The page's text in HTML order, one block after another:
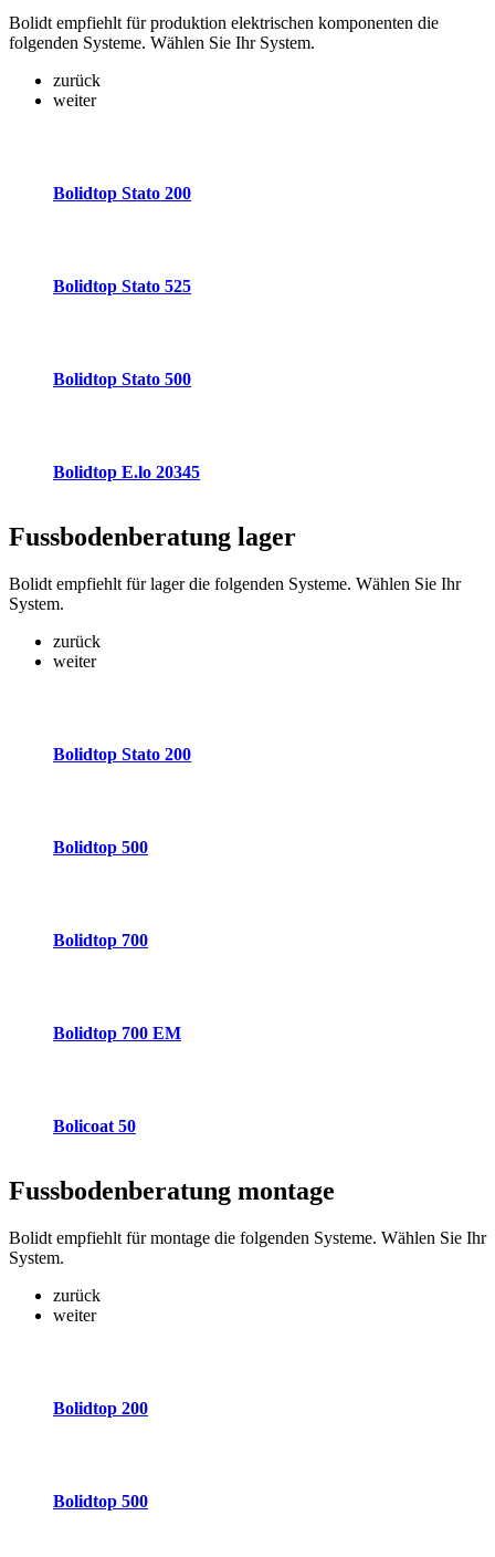
Bolidt empfiehlt für produktion elektrischen komponenten die
folgenden Systeme. Wählen Sie Ihr System.
zurück
weiter
Bolidtop Stato 200
Bolidtop Stato 525
Bolidtop Stato 500
Bolidtop E.lo 20345
Fussbodenberatung lager
Bolidt empfiehlt für lager die folgenden Systeme. Wählen Sie Ihr
System.
zurück
weiter
Bolidtop Stato 200
Bolidtop 500
Bolidtop 700
Bolidtop 700 EM
Bolicoat 50
Fussbodenberatung montage
Bolidt empfiehlt für montage die folgenden Systeme. Wählen Sie Ihr
System.
zurück
weiter
Bolidtop 200
Bolidtop 500